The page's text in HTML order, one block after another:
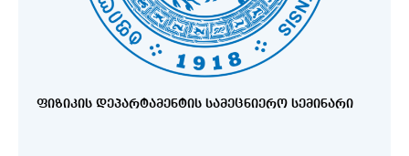
ᲤᲘᲖᲘᲙᲘᲡ ᲓᲔᲞᲐᲠᲢᲐᲛᲔᲜᲢᲘᲡ ᲡᲐᲛᲔᲪᲜᲘᲔᲠᲝ ᲡᲔᲛᲘᲜᲐᲠᲘ